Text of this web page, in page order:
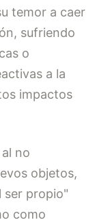
temor a caer
sufriendo
o
a la
impactos
no
objetos,
ser propio"
como